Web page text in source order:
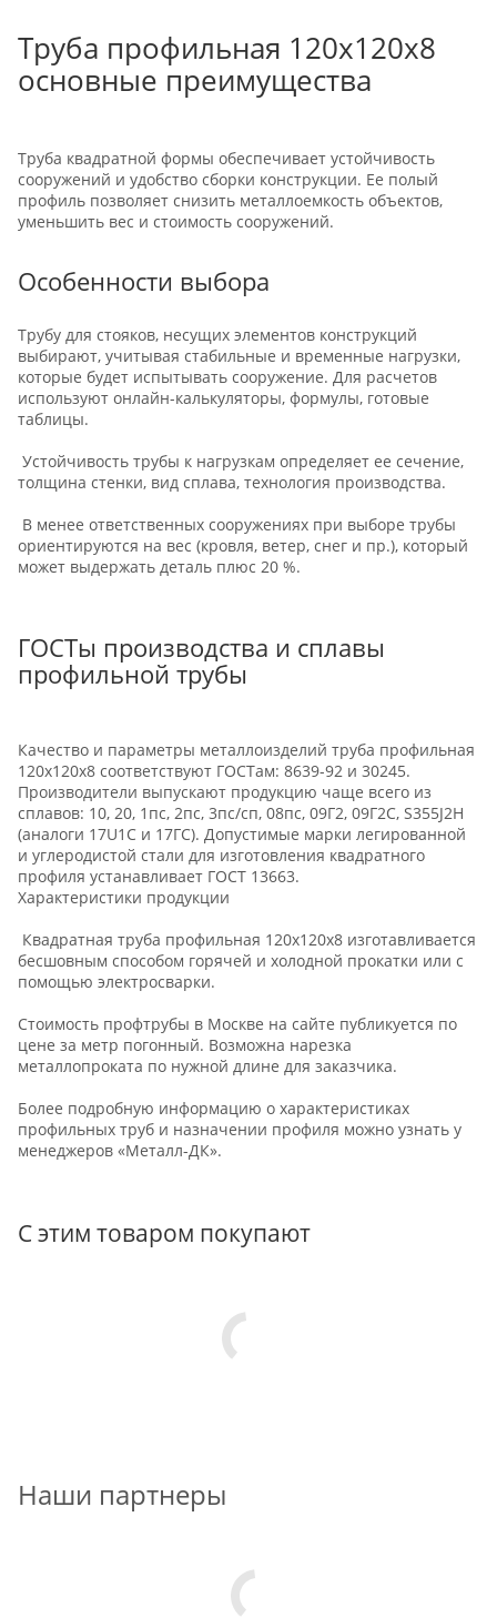
Труба профильная 120х120х8
основные преимущества
Труба квадратной формы обеспечивает устойчивость
сооружений и удобство сборки конструкции. Ее полый
профиль позволяет снизить металлоемкость объектов,
уменьшить вес и стоимость сооружений.
Особенности выбора
Трубу для стояков, несущих элементов конструкций
выбирают, учитывая стабильные и временные нагрузки,
которые будет испытывать сооружение. Для расчетов
используют онлайн-калькуляторы, формулы, готовые
таблицы.
Устойчивость трубы к нагрузкам определяет ее сечение,
толщина стенки, вид сплава, технология производства.
В менее ответственных сооружениях при выборе трубы
ориентируются на вес (кровля, ветер, снег и пр.), который
может выдержать деталь плюс 20 %.
ГОСТы производства и сплавы
профильной трубы
Качество и параметры металлоизделий труба профильная
120х120х8 соответствуют ГОСТам: 8639-92 и 30245.
Производители выпускают продукцию чаще всего из
сплавов: 10, 20, 1пс, 2пс, 3пс/сп, 08пс, 09Г2, 09Г2С, S355J2H
(аналоги 17U1C и 17ГС). Допустимые марки легированной
и углеродистой стали для изготовления квадратного
профиля устанавливает ГОСТ 13663.
Характеристики продукции
Квадратная труба профильная 120х120х8 изготавливается
бесшовным способом горячей и холодной прокатки или с
помощью электросварки.
Стоимость профтрубы в Москве на сайте публикуется по
цене за метр погонный. Возможна нарезка
металлопроката по нужной длине для заказчика.
Более подробную информацию о характеристиках
профильных труб и назначении профиля можно узнать у
менеджеров «Металл-ДК».
С этим товаром покупают
Наши партнеры